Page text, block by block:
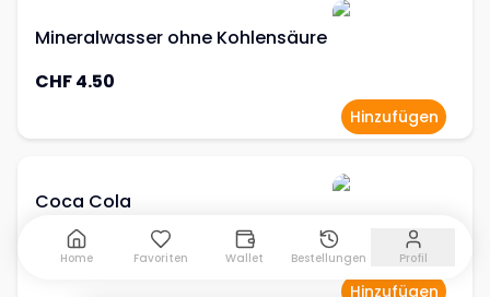
Mineralwasser ohne Kohlensäure
CHF 4.50
Hinzufügen
Coca Cola
0,33l
CHF 4.50
Hinzufügen
Home Favoriten Wallet Bestellungen Profil